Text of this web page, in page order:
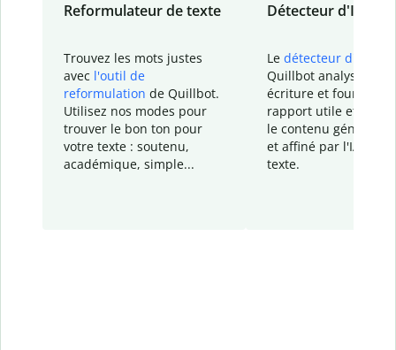
Reformulateur de texte
Trouvez les mots justes
avec l'outil de
reformulation de Quillbot.
Utilisez nos modes pour
trouver le bon ton pour
votre texte : soutenu,
académique, simple...
Détecteur d'IA
Le détecteur d'IA
Quillbot analyse votre
écriture et fournit un
rapport utile et
le contenu généré
et affiné par l'IA
texte.